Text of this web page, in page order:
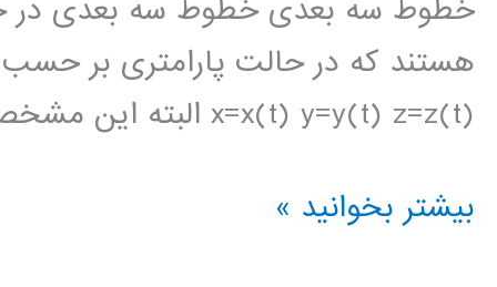
x=x(t) y=y(t) z=z(t) البته این مشخصات
آموزش
بیشتر بخوانید »